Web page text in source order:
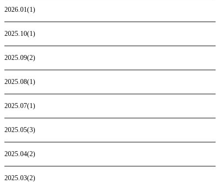
2026.01(1)
2025.10(1)
2025.09(2)
2025.08(1)
2025.07(1)
2025.05(3)
2025.04(2)
2025.03(2)